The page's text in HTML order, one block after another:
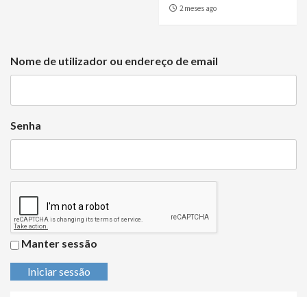
2 meses ago
Nome de utilizador ou endereço de email
Senha
Manter sessão
Iniciar sessão